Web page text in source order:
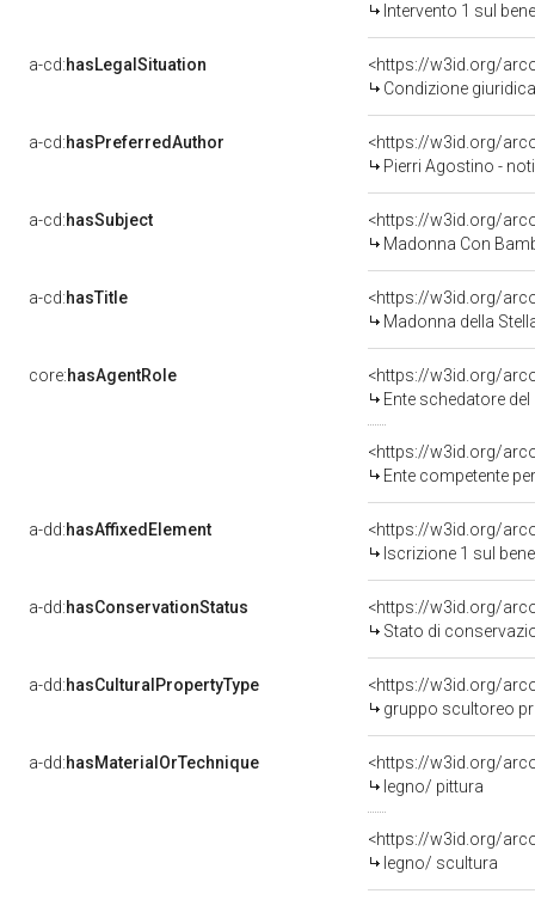
Intervento 1 sul
a-cd:hasLegalSituation
Condizione
a-cd:hasPreferredAuthor
<https://w3id.org/
Pierri Agostino -
a-cd:hasSubject
<https://w3id.org/
Madonna Con
a-cd:hasTitle
<https://w3id.org/
Madonna della
core:hasAgentRole
<https://w3id.org/
Ente schedatore del
<https://w3id.org/
Ente competente per
a-dd:hasAffixedElement
<https://w3id.org/
Iscrizione 1 sul
a-dd:hasConservationStatus
<https://w3id.org/
Stato di
a-dd:hasCulturalPropertyType
<https://w3id.org/
gruppo scultoreo
a-dd:hasMaterialOrTechnique
<https://w3id.org/
legno/ pittura
<https://w3id.org/
legno/ scultura